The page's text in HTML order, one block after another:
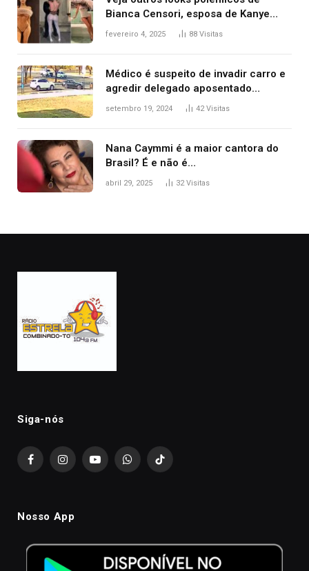
Bianca Censori, esposa de Kanye
West que apareceu nua no Grammy
fevereiro 4, 2025 88 Visitas
Médico é suspeito de invadir carro e
agredir delegado aposentado
durante confusão no trânsito
setembro 19, 2024 42Visitas
Nana Caymmi é a maior cantora do
Brasil? É e não é…
abril 29, 2025 32Visitas
Siga-nós
FacebookInstagramYouTubeWhatsAppTikTok
Nosso App